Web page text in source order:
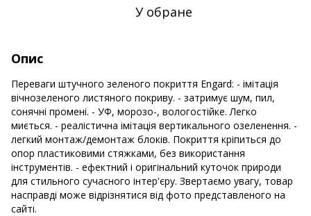
У обране
Опис
Переваги штучного зеленого покриття Engard: - імітація
вічнозеленого листяного покриву. - затримує шум, пил,
сонячні промені. - УФ, морозо-, вологостійке. Легко
миється. - реалістична імітація вертикального озеленення. -
легкий монтаж/демонтаж блоків. Покриття кріпиться до
опор пластиковими стяжками, без використання
інструментів. - ефектний і оригінальний куточок природи
для стильного сучасного інтер'єру. Звертаємо увагу, товар
насправді може відрізнятися від фото представленого на
сайті.